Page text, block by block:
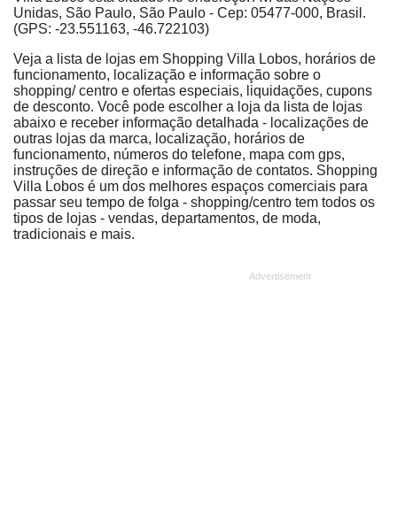
Unidas, São Paulo, São Paulo - Cep: 05477-000, Brasil.
(GPS: -23.551163, -46.722103)
Veja a lista de lojas em Shopping Villa Lobos, horários de
funcionamento, localização e informação sobre o
shopping/ centro e ofertas especiais, liquidações, cupons
de desconto. Você pode escolher a loja da lista de lojas
abaixo e receber informação detalhada - localizações de
outras lojas da marca, localização, horários de
funcionamento, números do telefone, mapa com gps,
instruções de direção e informação de contatos. Shopping
Villa Lobos é um dos melhores espaços comerciais para
passar seu tempo de folga - shopping/centro tem todos os
tipos de lojas - vendas, departamentos, de moda,
tradicionais e mais.